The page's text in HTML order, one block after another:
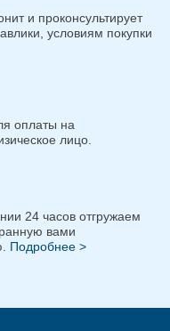
и проконсультирует
условиям покупки
оплаты на
лицо.
24 часов отгружаем
вами
Подробнее >